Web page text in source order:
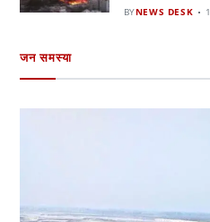
BYNEWS DESK
जन समस्या